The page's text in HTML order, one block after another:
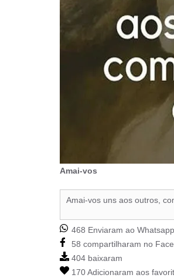
Amai-vos
Amai-vos uns aos outros,
468 Enviaram ao
58 compartilharam no
404 baixaram
170 Adicionaram aos